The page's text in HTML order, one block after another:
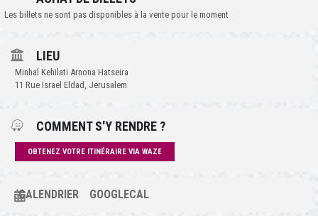
Les billets ne sont pas disponibles à la vente pour le moment
LIEU
Minhal Kehilati Arnona Hatseira
11 Rue Israel Eldad, Jerusalem
COMMENT S'Y RENDRE ?
OBTENEZ VOTRE ITINÉRAIRE VIA WAZE
CALENDRIER GOOGLECAL